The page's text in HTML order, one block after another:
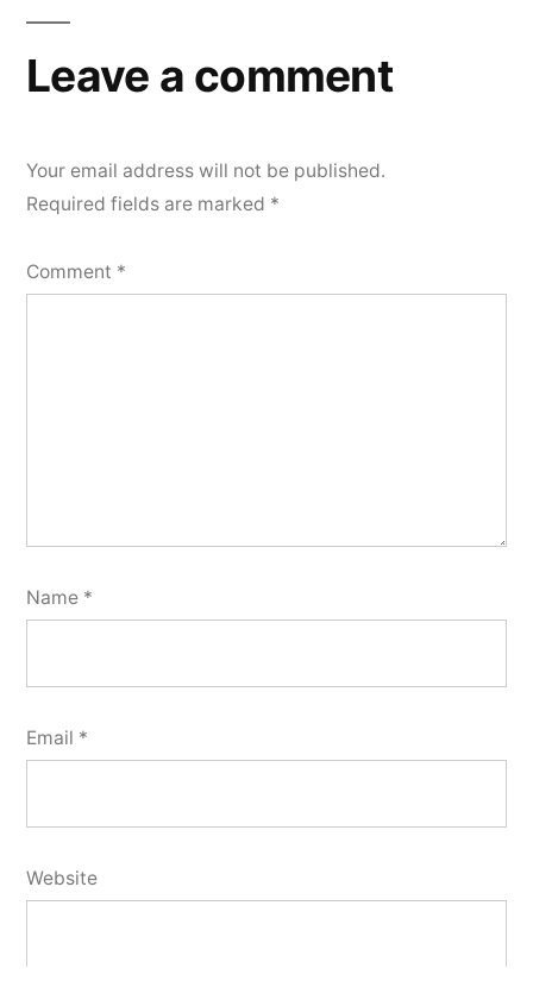
Leave a comment
Your email address will not be published.
Required fields are marked *
Comment *
Name *
Email *
Website